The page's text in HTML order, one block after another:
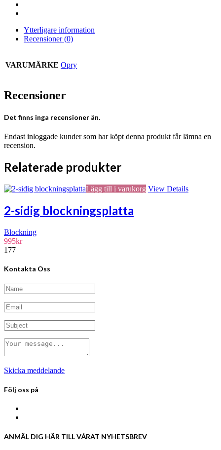
Ytterligare information
Recensioner (0)
VARUMÄRKE Opry
Recensioner
Det finns inga recensioner än.
Endast inloggade kunder som har köpt denna produkt får lämna en
recension.
Relaterade produkter
Lägg till i varukorg View Details
2-sidig blockningsplatta
Blockning
995kr
177
Kontakta Oss
Skicka meddelande
Följ oss på
ANMÄL DIG HÄR TILL VÅRAT NYHETSBREV